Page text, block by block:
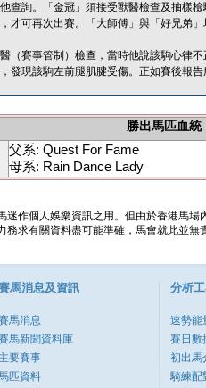
查詢。「金冠」須接受獸醫檢查及抽樣
才可再次出賽。「大師傅」與「好兄弟
（賽事管制）檢查，當時他說該駒心律
發現該駒左前腿肌腱受傷。正如賽後報
勝出馬匹血統
父系: Quest For Fame
母系: Rain Dance Lady
迷作個人娛樂資訊之用。但由於香港馬
務求有關資料盡可能準確，馬會就此並
馬消息及資訊
馬消息
馬新聞資料庫
主要賽事
匹資料
分析
速勢能
賽日數
初出馬
騎練配